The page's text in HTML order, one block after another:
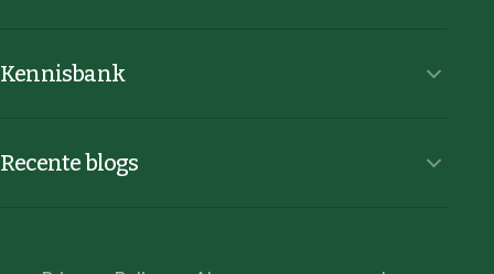
Kennisbank
Recente blogs